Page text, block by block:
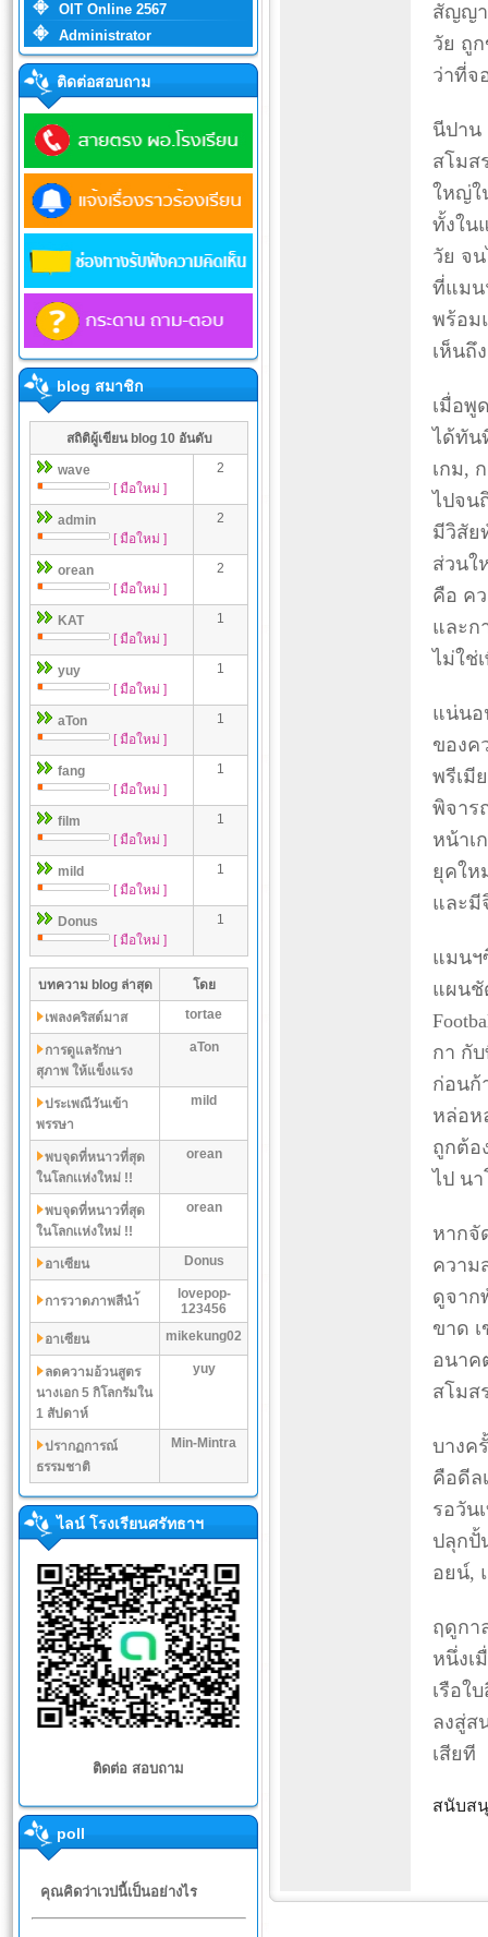
OIT Online 2567
Administrator
ติดต่อสอบถาม
blog สมาชิก
สถิติผู้เขียน blog 10 อันดับ
wave
[ มือใหม่ ]
2
admin
[ มือใหม่ ]
2
orean
[ มือใหม่ ]
2
KAT
[ มือใหม่ ]
1
yuy
[ มือใหม่ ]
1
aTon
[ มือใหม่ ]
1
fang
[ มือใหม่ ]
1
film
[ มือใหม่ ]
1
mild
[ มือใหม่ ]
1
Donus
[ มือใหม่ ]
1
บทความ blog ล่าสุด โดย
เพลงคริสต์มาส tortae
การดูแลรักษา
สุภาพ ให้แข็งแรง
aTon
ประเพณีวันเข้า
พรรษา
mild
พบจุดที่หนาวที่สุด
ในโลกเเห่งใหม่ !!
orean
พบจุดที่หนาวที่สุด
ในโลกเเห่งใหม่ !!
orean
อาเซียน Donus
การวาดภาพสีนำ้
lovepop-
123456
อาเซียน
mikekung02
ลดความอ้วนสูตร
นางเอก 5 กิโลกรัมใน
1 สัปดาห์
yuy
ปรากฏการณ์
ธรรมชาติ
Min-Mintra
ไลน์ โรงเรียนศรัทธาฯ
ติดต่อ สอบถาม
poll
คุณคิดว่าเวปนี้เป็นอย่างไร
สัญญา
วัย ถู
ว่าที่จ
นีปาน
สโมส
ใหญ่ใ
ทั้งใน
วัย จ
ที่แมน
พร้อม
เห็นถึ
เมื่อพู
ได้ทัน
เกม,
ไปจน
มีวิสัย
ส่วนใ
คือ ค
และก
ไม่ใช่
แน่นอ
ของค
พรีเมี
พิจาร
หน้าเ
ยุคให
และมี
แมนฯ
แผนชั
กา กั
ก่อนก้
หล่อห
ถูกต้อ
ไป น
หากจั
ความ
ดูจาก
ขาด
อนาค
สโมส
บางค
คือดีล
รอวัน
ปลุกปั้
อยน์,
ฤดูกา
หนึ่งเ
เรือใ
ลงสู่ส
เสียที
สนับส